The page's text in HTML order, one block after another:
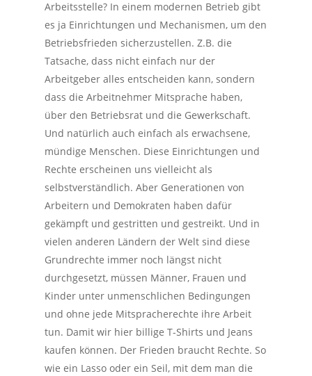
Arbeitsstelle? In einem modernen Betrieb gibt
es ja Einrichtungen und Mechanismen, um den
Betriebsfrieden sicherzustellen. Z.B. die
Tatsache, dass nicht einfach nur der
Arbeitgeber alles entscheiden kann, sondern
dass die Arbeitnehmer Mitsprache haben,
über den Betriebsrat und die Gewerkschaft.
Und natürlich auch einfach als erwachsene,
mündige Menschen. Diese Einrichtungen und
Rechte erscheinen uns vielleicht als
selbstverständlich. Aber Generationen von
Arbeitern und Demokraten haben dafür
gekämpft und gestritten und gestreikt. Und in
vielen anderen Ländern der Welt sind diese
Grundrechte immer noch längst nicht
durchgesetzt, müssen Männer, Frauen und
Kinder unter unmenschlichen Bedingungen
und ohne jede Mitspracherechte ihre Arbeit
tun. Damit wir hier billige T-Shirts und Jeans
kaufen können. Der Frieden braucht Rechte. So
wie ein Lasso oder ein Seil, mit dem man die